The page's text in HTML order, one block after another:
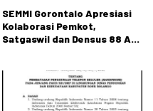
SEMMI Gorontalo Apresiasi
Kolaborasi Pemkot,
Satgaswil dan Densus 88 AT